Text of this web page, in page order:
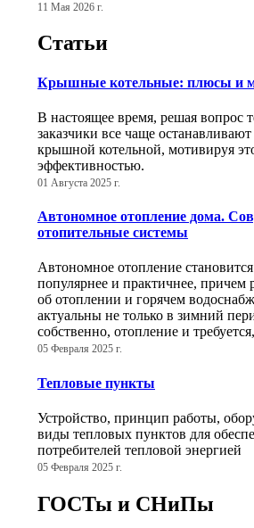
11 Мая 2026 г.
Статьи
Крышные котельные: плюсы и
В настоящее время, решая вопрос
заказчики все чаще
крышной котельной, мотивируя
эффективностью.
01 Августа 2025 г.
Автономное отопление дома.
отопительные системы
Автономное отопление становится
популярнее и практичнее, причем
об отоплении и горячем
актуальны не только в зимний
собственно, отопление и
05 Февраля 2025 г.
Тепловые пункты
Устройство, принцип работы,
виды тепловых пунктов для
потребителей тепловой энергией
05 Февраля 2025 г.
ГОСТы и СНиПы